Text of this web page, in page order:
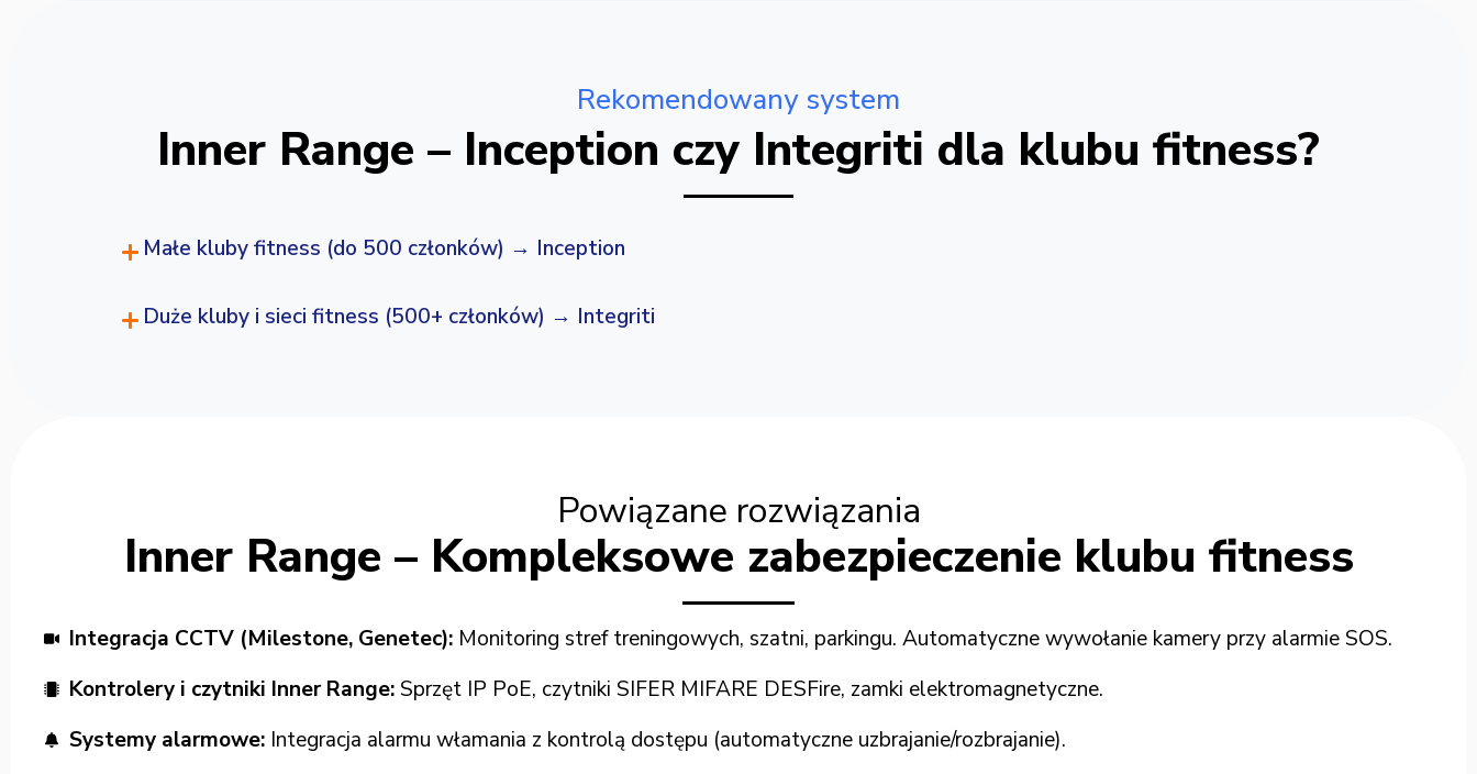
Rekomendowany system
Inner Range – Inception czy Integriti dla klubu fitness?
Małe kluby fitness (do 500 członków) → Inception
Duże kluby i sieci fitness (500+ członków) → Integriti
Powiązane rozwiązania
Inner Range – Kompleksowe zabezpieczenie klubu fitness
Integracja CCTV (Milestone, Genetec):Monitoring stref treningowych, szatni, parkingu. Automatyczne wywołanie kamery przy alarmie SOS.
Kontrolery i czytniki Inner Range:Sprzęt IP PoE, czytniki SIFER MIFARE DESFire, zamki elektromagnetyczne.
Systemy alarmowe:Integracja alarmu włamania z kontrolą dostępu (automatyczne uzbrajanie/rozbrajanie).